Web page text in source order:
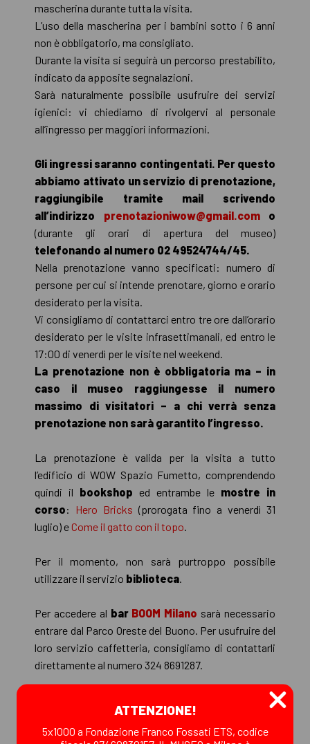
mascherina durante tutta la visita.
L’uso della mascherina per i bambini sotto i 6 anni
non è obbligatorio, ma consigliato.
Durante la visita si seguirà un percorso prestabilito,
indicato da apposite segnalazioni.
Sarà naturalmente possibile usufruire dei servizi
igienici: vi chiediamo di rivolgervi al personale
all’ingresso per maggiori informazioni.
Gli ingressi saranno contingentati. Per questo
abbiamo attivato un servizio di prenotazione,
raggiungibile tramite mail scrivendo
all’indirizzo prenotazioniwow@gmail.como
(durante gli orari di apertura del museo)
telefonando al numero 02 49524744/45.
Nella prenotazione vanno specificati: numero di
persone per cui si intende prenotare, giorno e orario
desiderato per la visita.
Vi consigliamo di contattarci entro tre ore dall’orario
desiderato per le visite infrasettimanali, ed entro le
17:00 di venerdì per le visite nel weekend.
La prenotazione non è obbligatoria ma – in
caso il museo raggiungesse il numero
massimo di visitatori – a chi verrà senza
prenotazione non sarà garantito l’ingresso.
La prenotazione è valida per la visita a tutto
l’edificio di WOW Spazio Fumetto, comprendendo
quindi il bookshop ed entrambe le mostre in
corso: Hero Bricks (prorogata fino a venerdì 31
luglio) eCome il gatto con il topo.
Per il momento, non sarà purtroppo possibile
utilizzare il servizio biblioteca.
Per accedere al bar BOOM Milano sarà necessario
entrare dal Parco Oreste del Buono. Per usufruire del
loro servizio caffetteria, consigliamo di contattarli
direttamente al numero 324 8691287.
Vi ringraziamo per la collaborazione e vi aspettiamo
ATTENZIONE!
5x1000 a Fondazione Franco Fossati ETS, codice